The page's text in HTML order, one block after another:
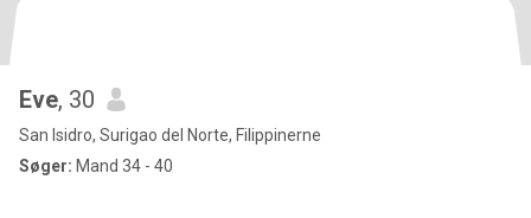
Eve, 30
San Isidro, Surigao del Norte, Filippinerne
Søger: Mand 34 - 40